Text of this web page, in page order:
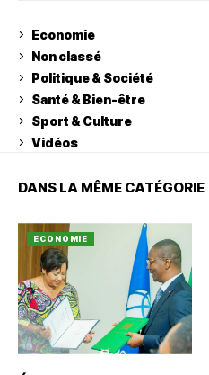
Economie
Non classé
Politique & Société
Santé & Bien-être
Sport & Culture
Vidéos
DANS LA MÊME CATÉGORIE
ECONOMIE